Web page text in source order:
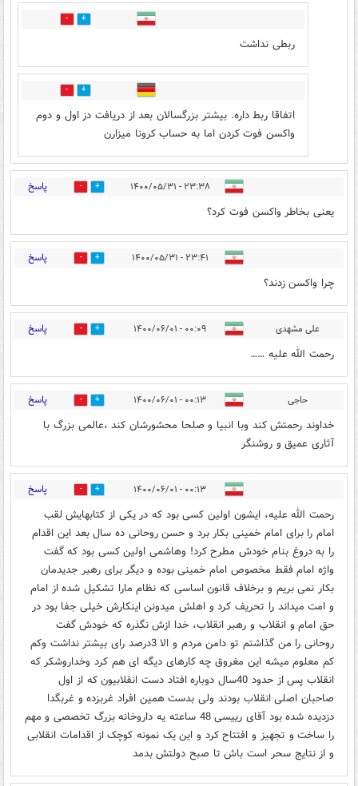
6
ربطی نداشت
0
اتفاقا ربط داره. بیشتر بزرگسالان بعد از دریافت دز اول و دوم
واکسن فوت کردن اما به حساب کرونا میزارن
۲۳:۳۸ - ۱۴۰۰/۰۵/۳۱ 0 پاسخ
یعنی بخاطر واکسن فوت کرد؟
۲۳:۴۱ - ۱۴۰۰/۰۵/۳۱ 0 پاسخ
چرا واکسن زدند؟
علی مشهدی ۰۰:۰۹ - ۱۴۰۰/۰۶/۰۱ 6 پاسخ
رحمت الله علیه ……
حاجی ۰۰:۱۳ - ۱۴۰۰/۰۶/۰۱ 6 پاسخ
خداوند رحمتش کند وبا انبیا و صلحا محشورشان کند ،عالمی بزرگ با
آثاری عمیق و روشنگر
۰۰:۱۳ - ۱۴۰۰/۰۶/۰۱ 4 پاسخ
رحمت الله علیه، ایشون اولین کسی بود که در یکی از کتابهایش لقب
امام را برای امام خمینی بکار برد و حسن روحانی ده سال بعد این اقدام
را به دروغ بنام خودش مطرح کرد! وهاشمی اولین کسی بود که گفت
واژه امام فقط مخصوص امام خمینی بوده و دیگر برای رهبر جدیدمان
بکار نمی بریم و برخلاف قانون اساسی که نظام مارا تشکیل شده از امام
و امت میداند را تحریف کرد و اهلش میدونن اینکارش خیلی جفا بود در
حق امام و انقلاب و رهبر انقلاب، خدا ازش نگذره که خودش گفت
روحانی را من گذاشتم تو دامن مردم و الا 3درصد رای بیشتر نداشت وکم
کم معلوم میشه این مغروق چه کارهای دیگه ای هم کرد وخداروشکر که
انقلاب پس از حدود 40سال دوباره افتاد دست انقلابیون که از اول
صاحبان اصلی انقلاب بودند ولی بدست همین افراد غربزده و غربگدا
دزدیده شده بود آقای رییسی 48 ساعته یه داروخانه بزرگ تخصصی و مهم
را ساخت و تجهیز و افتتاح کرد و این یک نمونه کوچک از اقدامات انقلابی
و از نتایج سحر است باش تا صبح دولتش بدمد